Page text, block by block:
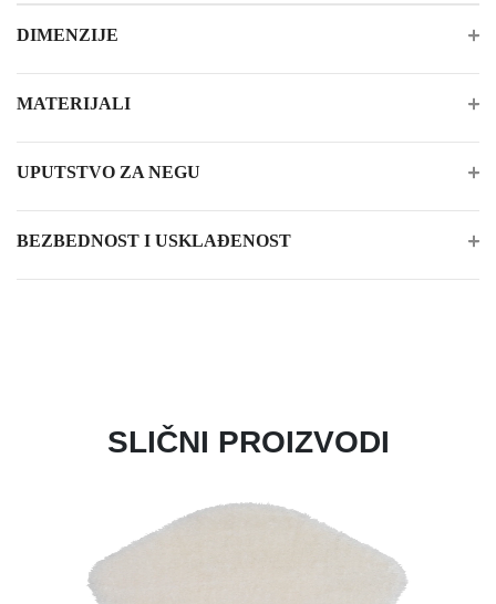
DIMENZIJE
MATERIJALI
UPUTSTVO ZA NEGU
BEZBEDNOST I USKLAĐENOST
SLIČNI PROIZVODI